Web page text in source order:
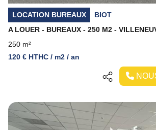
LOCATION BUREAUX
BIOT
A LOUER - BUREAUX - 250 M2 -
250 m²
120 € HTHC / m2 / an